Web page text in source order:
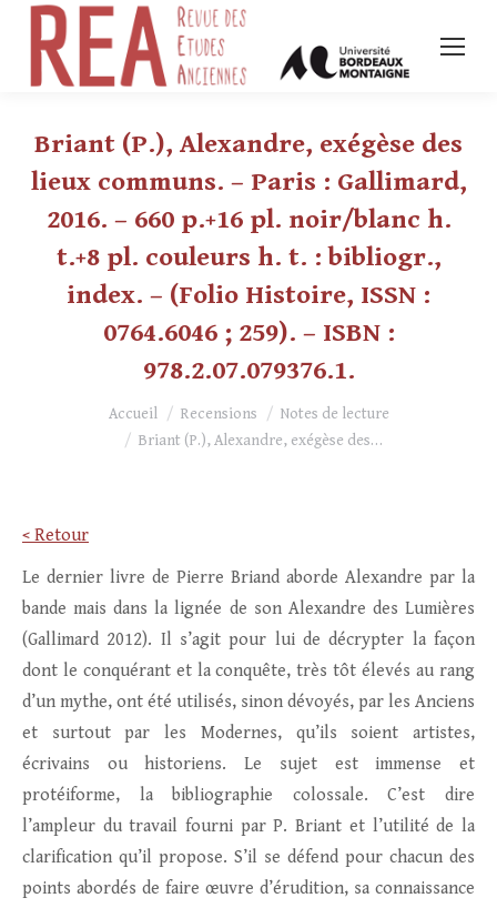
Briant (P.), Alexandre, exégèse des
lieux communs. – Paris : Gallimard,
2016. – 660 p.+16 pl. noir/blanc h.
t.+8 pl. couleurs h. t. : bibliogr.,
index. – (Folio Histoire, ISSN :
0764.6046 ; 259). – ISBN :
978.2.07.079376.1.
Vous êtes ici :Accueil Recensions
Notes de lecture
Briant (P.), Alexandre, exégèse des…
< Retour
Le dernier livre de Pierre Briand aborde Alexandre par la
bande mais dans la lignée de son Alexandre des Lumières
(Gallimard 2012). Il s’agit pour lui de décrypter la façon
dont le conquérant et la conquête, très tôt élevés au rang
d’un mythe, ont été utilisés, sinon dévoyés, par les Anciens
et surtout par les Modernes, qu’ils soient artistes,
écrivains ou historiens. Le sujet est immense et
protéiforme, la bibliographie colossale. C’est dire
l’ampleur du travail fourni par P. Briant et l’utilité de la
clarification qu’il propose. S’il se défend pour chacun des
points abordés de faire œuvre d’érudition, sa connaissance